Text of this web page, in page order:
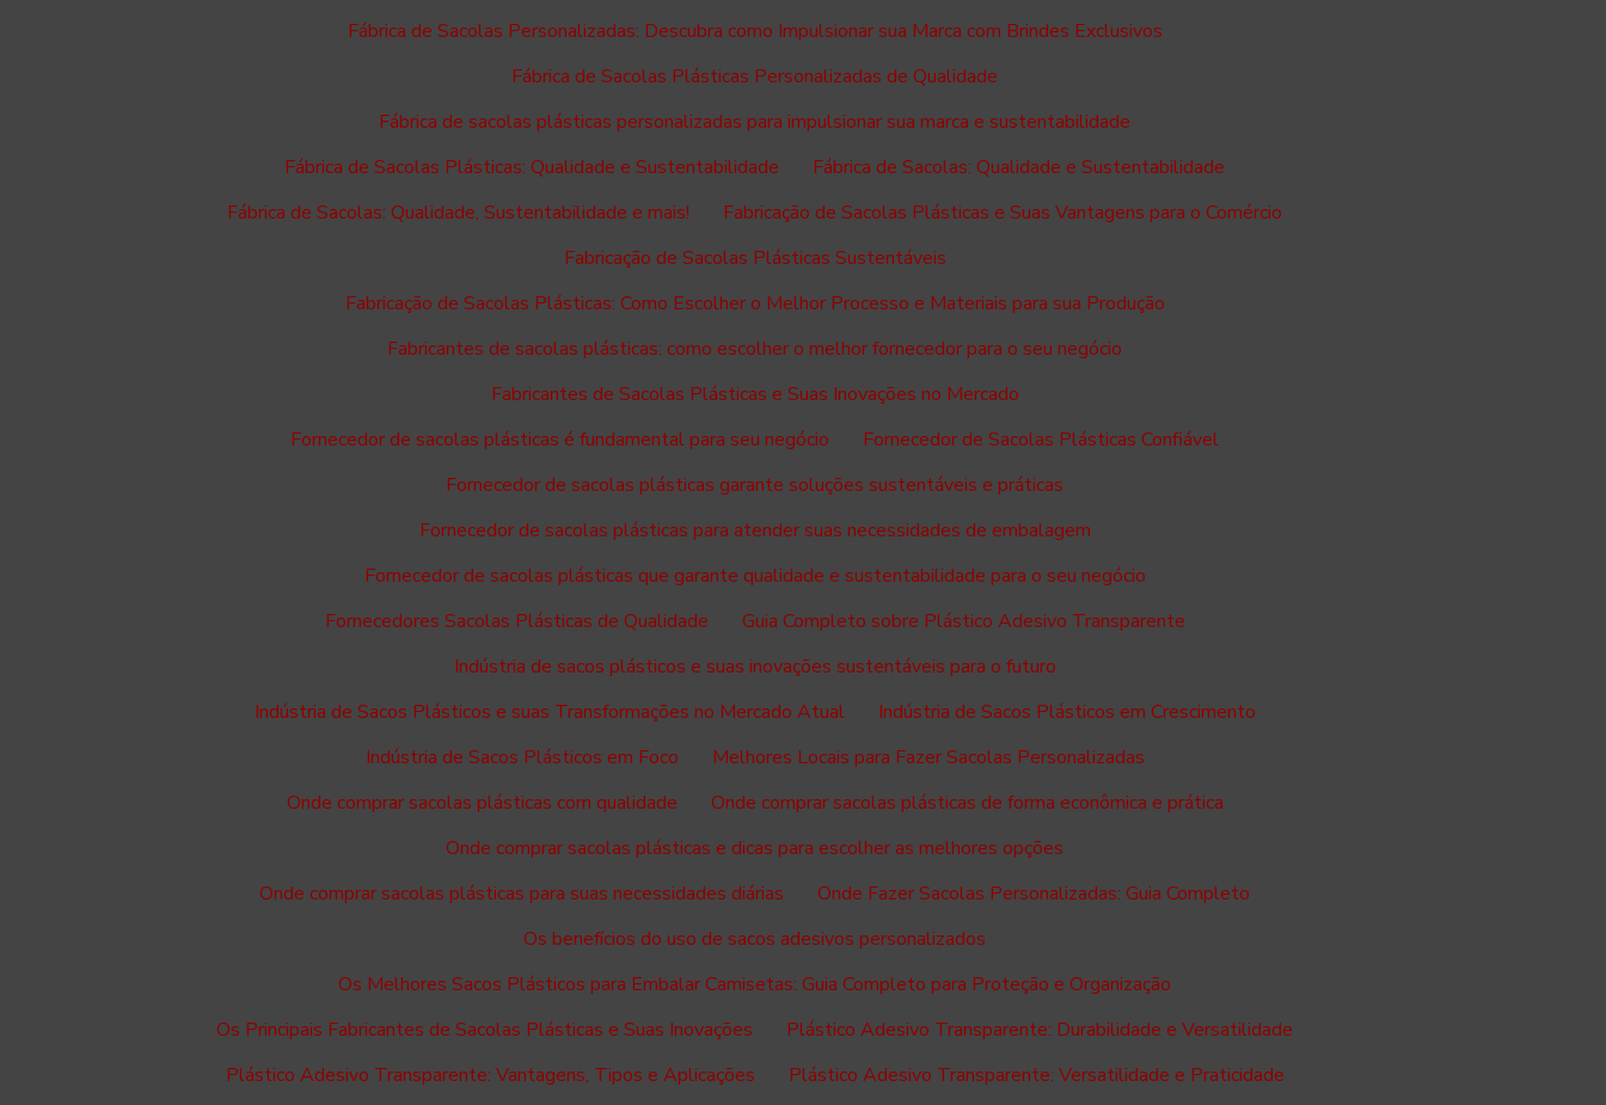
Fábrica de Sacolas Personalizadas: Descubra como Impulsionar sua Marca com Brindes Exclusivos
Fábrica de Sacolas Plásticas Personalizadas de Qualidade
Fábrica de sacolas plásticas personalizadas para impulsionar sua marca e sustentabilidade
Fábrica de Sacolas Plásticas: Qualidade e Sustentabilidade
Fábrica de Sacolas: Qualidade e Sustentabilidade
Fábrica de Sacolas: Qualidade, Sustentabilidade e mais!
Fabricação de Sacolas Plásticas e Suas Vantagens para o Comércio
Fabricação de Sacolas Plásticas Sustentáveis
Fabricação de Sacolas Plásticas: Como Escolher o Melhor Processo e Materiais para sua Produção
Fabricantes de sacolas plásticas: como escolher o melhor fornecedor para o seu negócio
Fabricantes de Sacolas Plásticas e Suas Inovações no Mercado
Fornecedor de sacolas plásticas é fundamental para seu negócio
Fornecedor de Sacolas Plásticas Confiável
Fornecedor de sacolas plásticas garante soluções sustentáveis e práticas
Fornecedor de sacolas plásticas para atender suas necessidades de embalagem
Fornecedor de sacolas plásticas que garante qualidade e sustentabilidade para o seu negócio
Fornecedores Sacolas Plásticas de Qualidade
Guia Completo sobre Plástico Adesivo Transparente
Indústria de sacos plásticos e suas inovações sustentáveis para o futuro
Indústria de Sacos Plásticos e suas Transformações no Mercado Atual
Indústria de Sacos Plásticos em Crescimento
Indústria de Sacos Plásticos em Foco
Melhores Locais para Fazer Sacolas Personalizadas
Onde comprar sacolas plásticas com qualidade
Onde comprar sacolas plásticas de forma econômica e prática
Onde comprar sacolas plásticas e dicas para escolher as melhores opções
Onde comprar sacolas plásticas para suas necessidades diárias
Onde Fazer Sacolas Personalizadas: Guia Completo
Os benefícios do uso de sacos adesivos personalizados
Os Melhores Sacos Plásticos para Embalar Camisetas: Guia Completo para Proteção e Organização
Os Principais Fabricantes de Sacolas Plásticas e Suas Inovações
Plástico Adesivo Transparente: Durabilidade e Versatilidade
Plástico Adesivo Transparente: Vantagens, Tipos e Aplicações
Plástico Adesivo Transparente: Versatilidade e Praticidade